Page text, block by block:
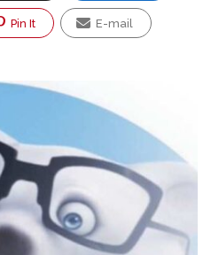
Pin It E-mail